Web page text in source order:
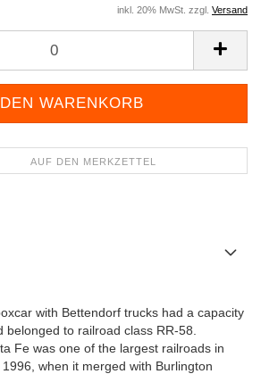
inkl. 20% MwSt. zzgl. Versand
AUF DEN MERKZETTEL
with Bettendorf trucks had a capacity
to railroad class RR-58.
Fe was one of the largest railroads in
when it merged with Burlington